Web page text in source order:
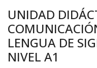
UNIDAD
LENGUA DE
NIVEL A1